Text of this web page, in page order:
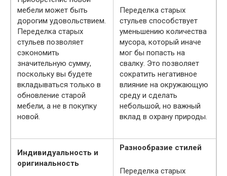
мебели может быть
дорогим удовольствием.
Переделка старых
стульев позволяет
сэкономить
значительную сумму,
поскольку вы будете
вкладываться только в
обновление старой
мебели, а не в покупку
новой.
Переделка старых
стульев способствует
уменьшению количества
мусора, который иначе
мог бы попасть на
свалку. Это позволяет
сократить негативное
влияние на окружающую
среду и сделать
небольшой, но важный
вклад в охрану природы.
Индивидуальность и
оригинальность
Разнообразие стилей
Переделка старых